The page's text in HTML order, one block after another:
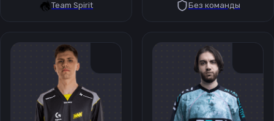
Team Spirit Без команды